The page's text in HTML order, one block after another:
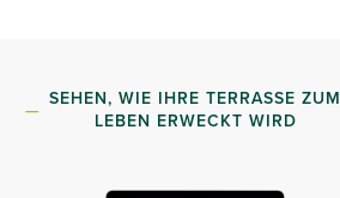
SEHEN, WIE IHRE TERRASSE ZUM
LEBEN ERWECKT WIRD